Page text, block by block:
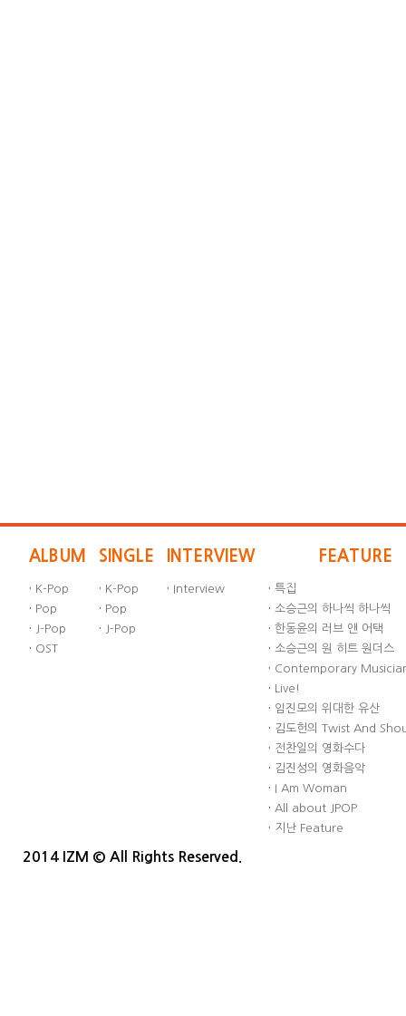
ALBUM
· K-Pop
· Pop
· J-Pop
· OST
SINGLE
· K-Pop
· Pop
· J-Pop
INTERVIEW
· Interview
FEATURE
· 특집
· 소승근의 하나씩 하나씩
· 한동윤의 러브 앤 어택
· 소승근의 원 히트 원더스
· Contemporary
· Live!
· 임진모의 위대한 유산
· 김도헌의 Twist And
· 전찬일의 영화수다
· 김진성의 영화음악
· I Am Woman
· All about JPOP
· 지난 Feature
2014 IZM © All Rights Reserved.